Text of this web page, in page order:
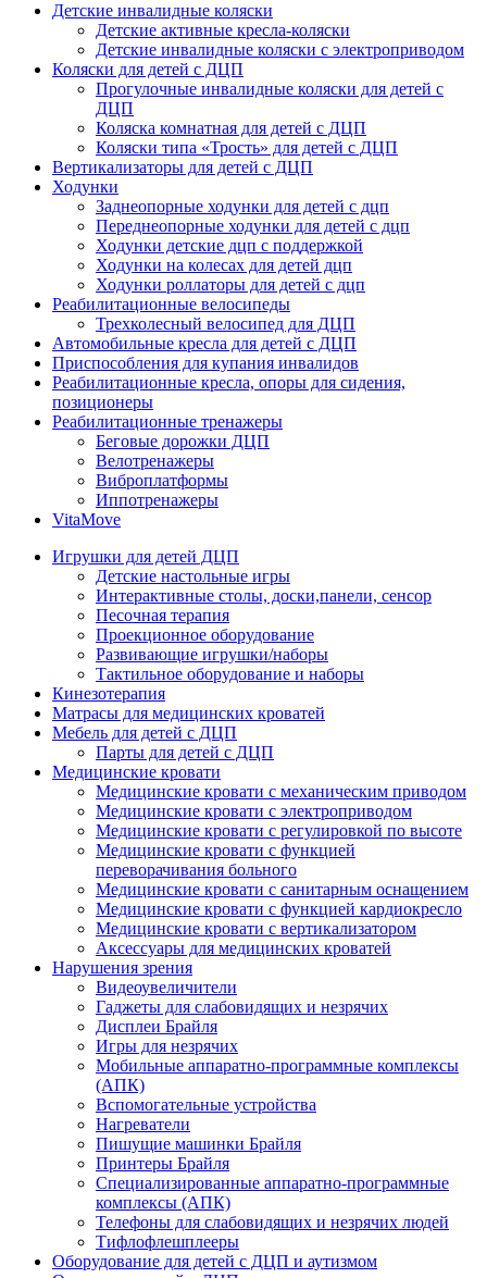
Детские инвалидные коляски
Детские активные кресла-коляски
Детские инвалидные коляски с электроприводом
Коляски для детей с ДЦП
Прогулочные инвалидные коляски для детей с
ДЦП
Коляска комнатная для детей с ДЦП
Коляски типа «Трость» для детей с ДЦП
Вертикализаторы для детей с ДЦП
Ходунки
Заднеопорные ходунки для детей с дцп
Переднеопорные ходунки для детей с дцп
Ходунки детские дцп с поддержкой
Ходунки на колесах для детей дцп
Ходунки роллаторы для детей с дцп
Реабилитационные велосипеды
Трехколесный велосипед для ДЦП
Автомобильные кресла для детей с ДЦП
Приспособления для купания инвалидов
Реабилитационные кресла, опоры для сидения,
позиционеры
Реабилитационные тренажеры
Беговые дорожки ДЦП
Велотренажеры
Виброплатформы
Иппотренажеры
VitaMove
Игрушки для детей ДЦП
Детские настольные игры
Интерактивные столы, доски,панели, сенсор
Песочная терапия
Проекционное оборудование
Развивающие игрушки/наборы
Тактильное оборудование и наборы
Кинезотерапия
Матрасы для медицинских кроватей
Мебель для детей с ДЦП
Парты для детей с ДЦП
Медицинские кровати
Медицинские кровати с механическим приводом
Медицинские кровати с электроприводом
Медицинские кровати с регулировкой по высоте
Медицинские кровати с функцией
переворачивания больного
Медицинские кровати с санитарным оснащением
Медицинские кровати с функцией кардиокресло
Медицинские кровати с вертикализатором
Аксессуары для медицинских кроватей
Нарушения зрения
Видеоувеличители
Гаджеты для слабовидящих и незрячих
Дисплеи Брайля
Игры для незрячих
Мобильные аппаратно-программные комплексы
(АПК)
Вспомогательные устройства
Нагреватели
Пишущие машинки Брайля
Принтеры Брайля
Специализированные аппаратно-программные
комплексы (АПК)
Телефоны для слабовидящих и незрячих людей
Тифлофлешплееры
Оборудование для детей с ДЦП и аутизмом